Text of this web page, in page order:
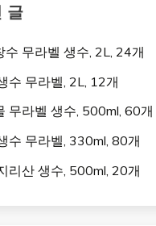
글
수 무라벨 생수, 2L, 24개
수 무라벨, 2L, 12개
무라벨 생수, 500ml, 60개
수 무라벨, 330ml, 80개
리산 생수, 500ml, 20개